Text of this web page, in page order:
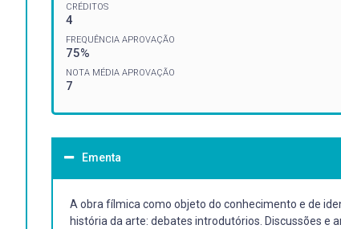
CRÉDITOS
4
FREQUÊNCIA APROVAÇÃO
75%
NOTA MÉDIA APROVAÇÃO
7
Ementa
A obra fílmica como objeto do conhecimento e de
história da arte: debates introdutórios. Discussões e